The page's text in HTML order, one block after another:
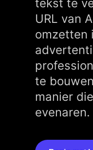
tekst te
URL van
omzetten
te
manier
evenaren.